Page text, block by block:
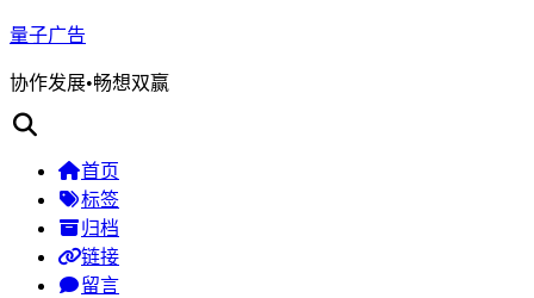
量子广告
协作发展•畅想双赢
首页
标签
归档
链接
留言